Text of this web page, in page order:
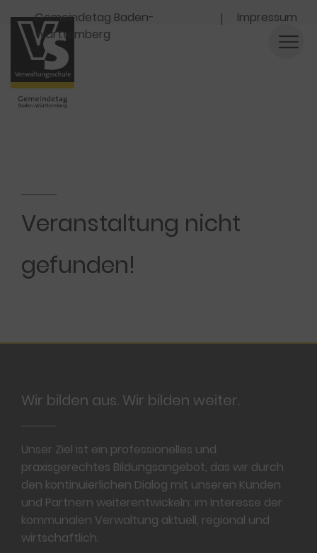
Navigation
Gemeindetag Baden-
Württemberg
Impressum
Veranstaltung nicht
gefunden!
Wir bilden aus. Wir bilden weiter.
Unser Ziel ist ein professionelles und
praxisgerechtes Bildungsangebot, das wir durch
den kontinuierlichen Dialog mit unseren Kunden
und Partnern weiterentwickeln: im Interesse der
kommunalen Verwaltung aktuell, regional und
wirtschaftlich.